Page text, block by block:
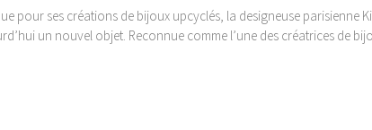
pour ses créations de bijoux upcyclés, la designeuse parisienne
un nouvel objet. Reconnue comme l’une des créatrices de